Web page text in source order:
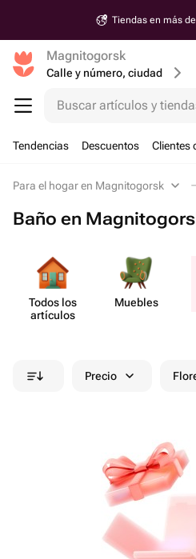
Tiendas en más
Magnitogorsk
Calle y número, ciudad
Buscar artículos y
Tendencias Descuentos Clientes
Para el hogar en Magnitogorsk
Baño en
Todos los
artículos
Muebles
Precio